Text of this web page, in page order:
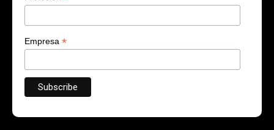
Apellidos*
Profesión*
Empresa*